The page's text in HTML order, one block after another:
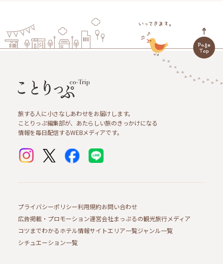
旅する人に小さなしあわせをお届けします。
ことりっぷ編集部が、あたらしい旅のきっかけになる
情報を毎日配信するWEBメディアです。
プライバシーポリシー利用規約お問い合わせ
広告掲載・プロモーション運営会社まっぷるの観光旅行メディア
コツまでわかるホテル情報サイトエリア一覧ジャンル一覧
シチュエーション一覧